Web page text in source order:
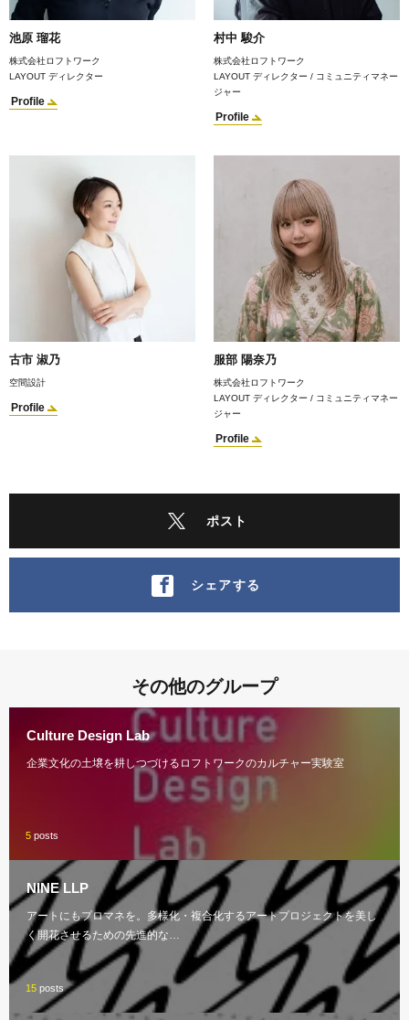
池原 瑠花
株式会社ロフトワーク
LAYOUT ディレクター
Profile
村中 駿介
株式会社ロフトワーク
LAYOUT ディレクター / コミュニティマネー
ジャー
Profile
古市 淑乃
空間設計
Profile
服部 陽奈乃
株式会社ロフトワーク
LAYOUT ディレクター / コミュニティマネー
ジャー
Profile
ポスト
シェアする
その他のグループ
Culture Design Lab
企業文化の土壌を耕しつづけるロフトワークのカルチャー実験室
5 posts
NINE LLP
アートにもプロマネを。多様化・複合化するアートプロジェクトを美し
く開花させるための先進的な…
15 posts